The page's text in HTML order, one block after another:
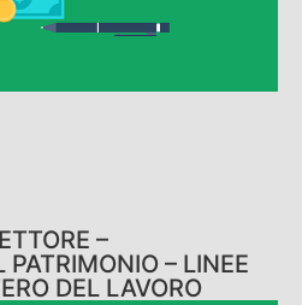
–
PATRIMONIO – LINEE
DEL LAVORO